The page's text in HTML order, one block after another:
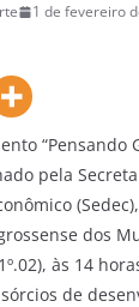
1 de fevereiro
“Pensando
pela
dos
às 14
de